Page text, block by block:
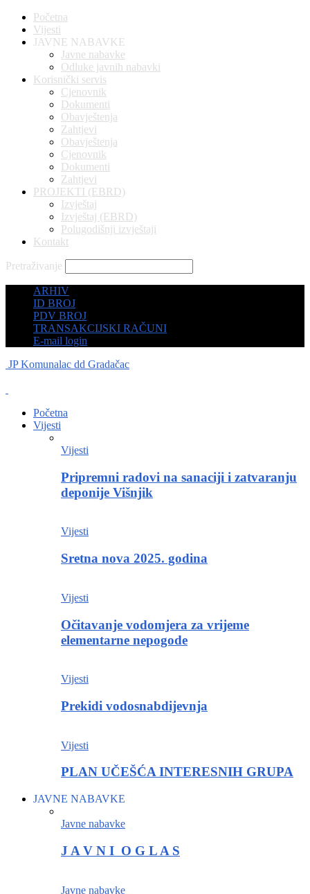
Početna
Vijesti
JAVNE NABAVKE
Javne nabavke
Odluke javnih nabavki
Korisnički servis
Cjenovnik
Dokumenti
Obavještenja
Zahtjevi
Obavještenja
Cjenovnik
Dokumenti
Zahtjevi
PROJEKTI (EBRD)
Izvještaj
Izvještaj (EBRD)
Polugodišnji izvještaji
Kontakt
Pretraživanje
ARHIV
ID BROJ
PDV BROJ
TRANSAKCIJSKI RAČUNI
E-mail login
JP Komunalac dd Gradačac
Početna
Vijesti
Vijesti
Pripremni radovi na sanaciji i zatvaranju
deponije Višnjik
Vijesti
Sretna nova 2025. godina
Vijesti
Očitavanje vodomjera za vrijeme
elementarne nepogode
Vijesti
Prekidi vodosnabdijevnja
Vijesti
PLAN UČEŠĆA INTERESNIH GRUPA
JAVNE NABAVKE
Javne nabavke
J A V N I O G L A S
Javne nabavke